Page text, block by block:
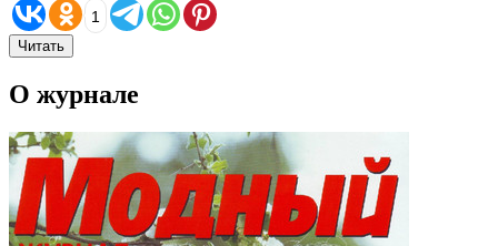
1
Читать
О журнале